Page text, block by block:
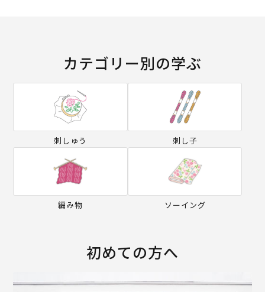
カテゴリー別の学ぶ
刺しゅう 刺し子
編み物 ソーイング
初めての方へ